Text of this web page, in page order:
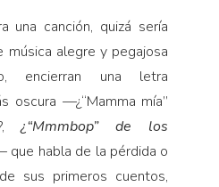
una canción, quizá sería
alegre y pegajosa
encierran una letra
oscura —¿“Mamma mía”
¿“Mmmbop” de los
que habla de la pérdida o
sus primeros cuentos,